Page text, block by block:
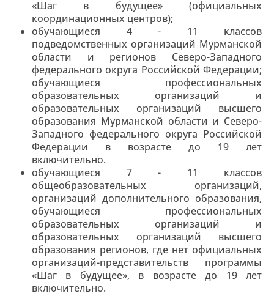
«Шаг в будущее» (официальных
координационных центров);
обучающиеся 4 - 11 классов
подведомственных организаций Мурманской
области и регионов Северо-Западного
федерального округа Российской Федерации;
обучающиеся профессиональных
образовательных организаций и
образовательных организаций высшего
образования Мурманской области и Северо-
Западного федерального округа Российской
Федерации в возрасте до 19 лет
включительно.
обучающиеся 7 - 11 классов
общеобразовательных организаций,
организаций дополнительного образования,
обучающиеся профессиональных
образовательных организаций и
образовательных организаций высшего
образования регионов, где нет официальных
организаций-представительств программы
«Шаг в будущее», в возрасте до 19 лет
включительно.